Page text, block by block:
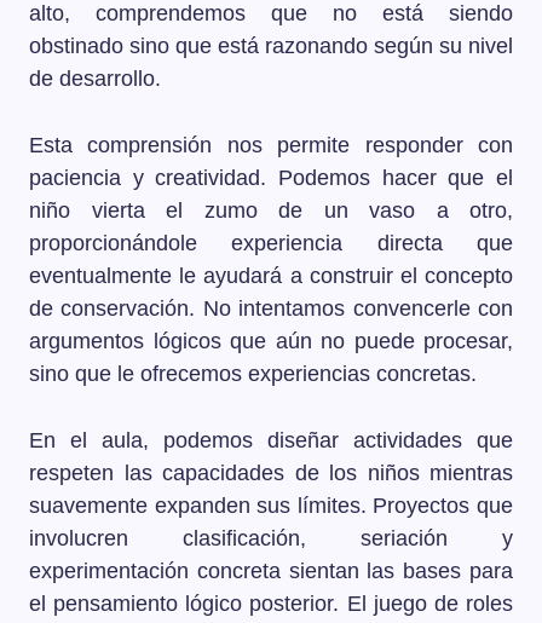
alto, comprendemos que no está siendo
obstinado sino que está razonando según su nivel
de desarrollo.
Esta comprensión nos permite responder con
paciencia y creatividad. Podemos hacer que el
niño vierta el zumo de un vaso a otro,
proporcionándole experiencia directa que
eventualmente le ayudará a construir el concepto
de conservación. No intentamos convencerle con
argumentos lógicos que aún no puede procesar,
sino que le ofrecemos experiencias concretas.
En el aula, podemos diseñar actividades que
respeten las capacidades de los niños mientras
suavemente expanden sus límites. Proyectos que
involucren clasificación, seriación y
experimentación concreta sientan las bases para
el pensamiento lógico posterior. El juego de roles